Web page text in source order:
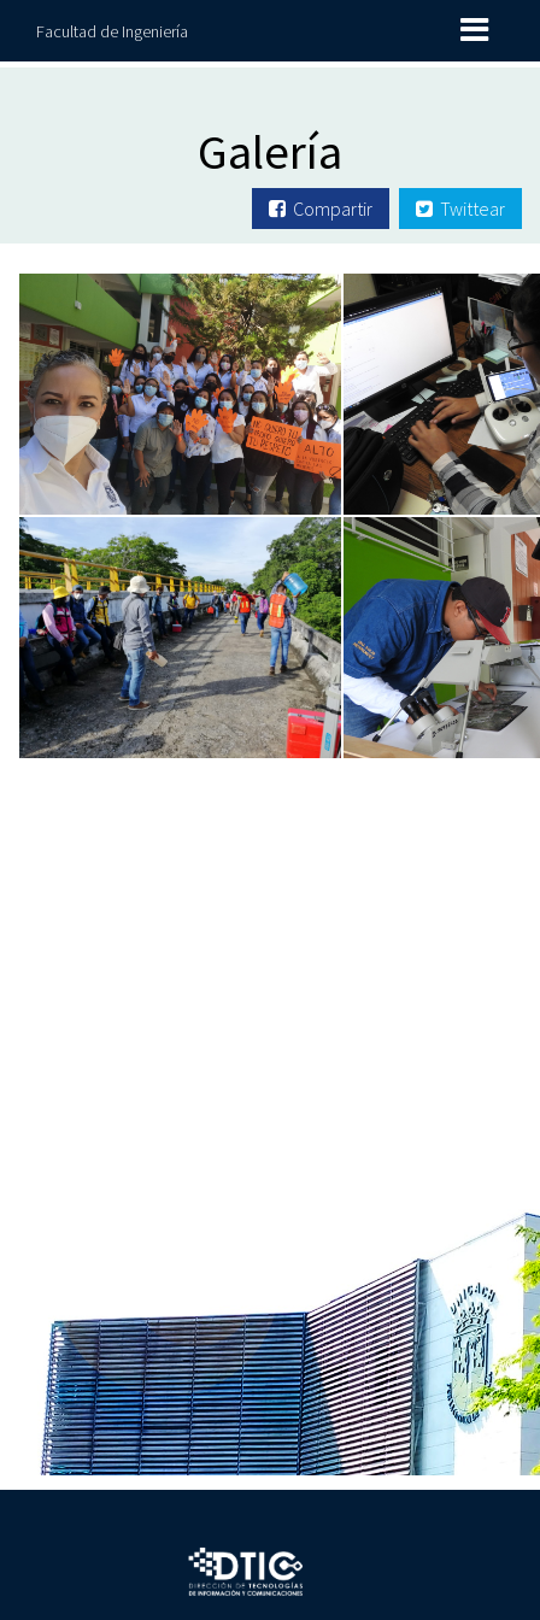
Facultad de Ingeniería
Galería
Compartir Twittear